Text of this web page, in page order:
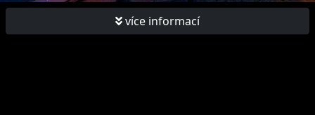
více informací